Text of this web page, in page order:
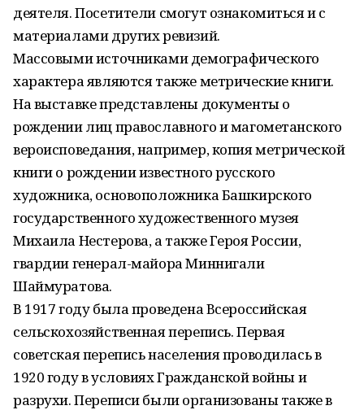
деятеля. Посетители смогут ознакомиться и с
материалами других ревизий.
Массовыми источниками демографического
характера являются также метрические книги.
На выставке представлены документы о
рождении лиц православного и магометанского
вероисповедания, например, копия метрической
книги о рождении известного русского
художника, основоположника Башкирского
государственного художественного музея
Михаила Нестерова, а также Героя России,
гвардии генерал-майора Миннигали
Шаймуратова.
В 1917 году была проведена Всероссийская
сельскохозяйственная перепись. Первая
советская перепись населения проводилась в
1920 году в условиях Гражданской войны и
разрухи. Переписи были организованы также в